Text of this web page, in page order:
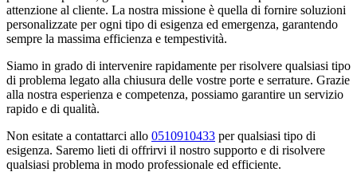
attenzione al cliente. La nostra missione è quella di fornire soluzioni
personalizzate per ogni tipo di esigenza ed emergenza, garantendo
sempre la massima efficienza e tempestività.
Siamo in grado di intervenire rapidamente per risolvere qualsiasi tipo
di problema legato alla chiusura delle vostre porte e serrature. Grazie
alla nostra esperienza e competenza, possiamo garantire un servizio
rapido e di qualità.
Non esitate a contattarci allo 0510910433 per qualsiasi tipo di
esigenza. Saremo lieti di offrirvi il nostro supporto e di risolvere
qualsiasi problema in modo professionale ed efficiente.